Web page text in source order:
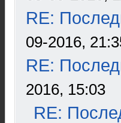
RE:
09-2016,
RE:
2016, 15:03
RE: